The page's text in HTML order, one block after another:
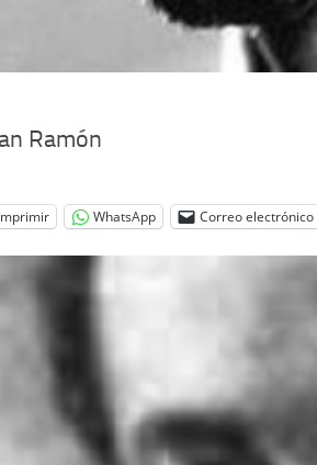
Ramón
WhatsApp Correo electrónico